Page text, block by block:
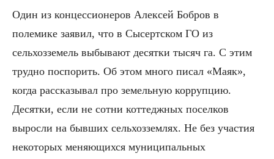
Один из концессионеров Алексей Бобров в
полемике заявил, что в Сысертском ГО из
сельхозземель выбывают десятки тысяч га. С этим
трудно поспорить. Об этом много писал «Маяк»,
когда рассказывал про земельную коррупцию.
Десятки, если не сотни коттеджных поселков
выросли на бывших сельхозземлях. Не без участия
некоторых меняющихся муниципальных